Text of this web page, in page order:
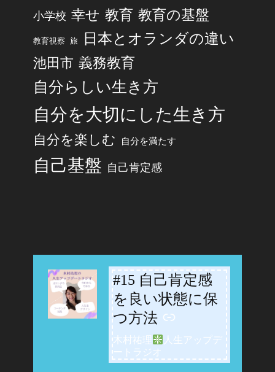
小学校 幸せ 教育 教育の基盤
教育視察 旅 日本とオランダの違い
池田市 義務教育
自分らしい生き方
自分を大切にした生き方
自分を楽しむ 自分を満たす
自己基盤 自己肯定感
#15 自己肯定感
を良い状態に保
つ方法
-
木村祐理
人生アップデ
ートラジオ